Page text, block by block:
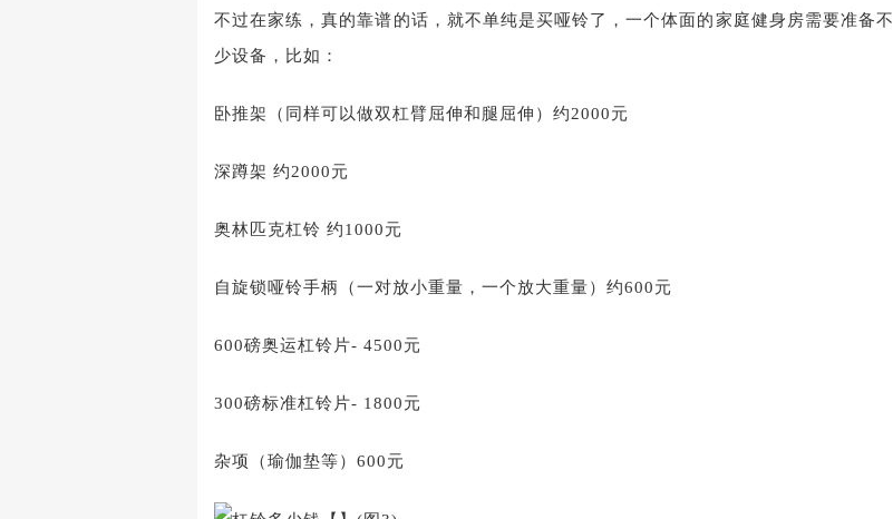
不过在家练，真的靠谱的话，就不单纯是买哑铃了，一个体面的家庭健身房需要准备不
少设备，比如：
卧推架（同样可以做双杠臂屈伸和腿屈伸）约2000元
深蹲架 约2000元
奥林匹克杠铃 约1000元
自旋锁哑铃手柄（一对放小重量，一个放大重量）约600元
600磅奥运杠铃片- 4500元
300磅标准杠铃片- 1800元
杂项（瑜伽垫等）600元